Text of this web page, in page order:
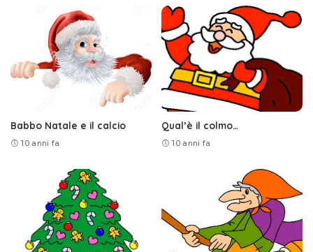
Babbo Natale e il calcio
10 anni fa
Qual’è il colmo…
10 anni fa